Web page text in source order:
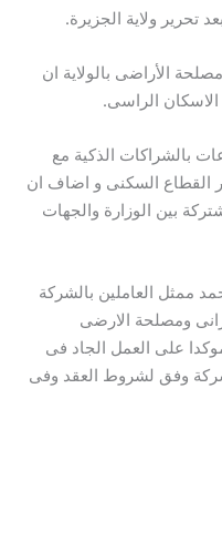
تحرير ولاية الجزيرة.
الأراضى بالولاية ان
الاسكان الراسى.
بالشراكات الذكية مع
القطاع السكنى و اضاف ان
بين الوزارة والجهات
ممثل العاملين بالشركة
ومصلحة الارضى
على العمل الجاد فى
وفق لشروط العقد وفى